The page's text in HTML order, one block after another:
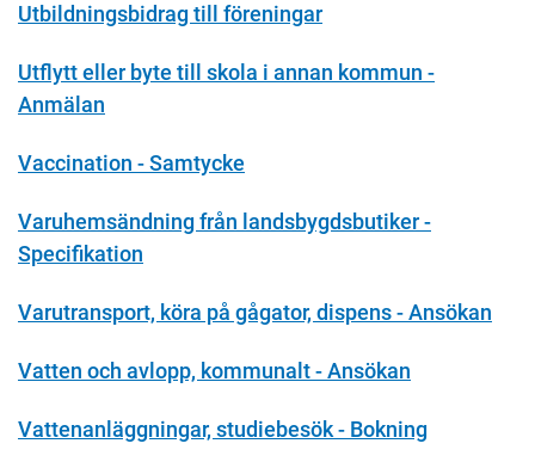
Utbildningsbidrag till föreningar
Utflytt eller byte till skola i annan kommun -
Anmälan
Vaccination - Samtycke
Varuhemsändning från landsbygdsbutiker -
Specifikation
Varutransport, köra på gågator, dispens - Ansökan
Vatten och avlopp, kommunalt - Ansökan
Vattenanläggningar, studiebesök - Bokning